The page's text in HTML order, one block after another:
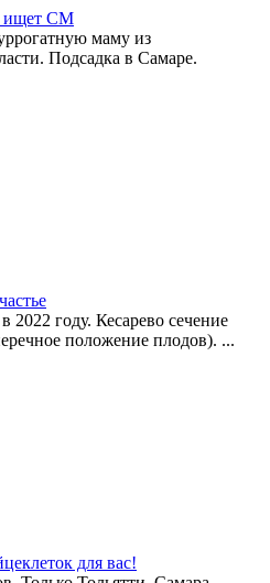
ищет СМ
маму из
Подсадка в Самаре.
году. Кесарево сечение
положение плодов). ...
для вас!